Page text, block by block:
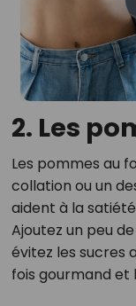
2. Les
Les pommes au
collation ou un
aident à la
Ajoutez un peu
évitez les sucres
fois gourmand et